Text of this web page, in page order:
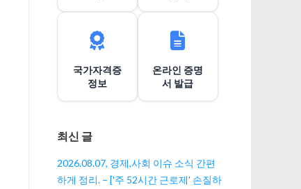
이
국가자격증
정보
온라인 증명
서 발급
최신 글
2026.08.07, 경제,사회 이슈 소식 간편
하게 정리. – ['주 52시간 근로제' 손질하